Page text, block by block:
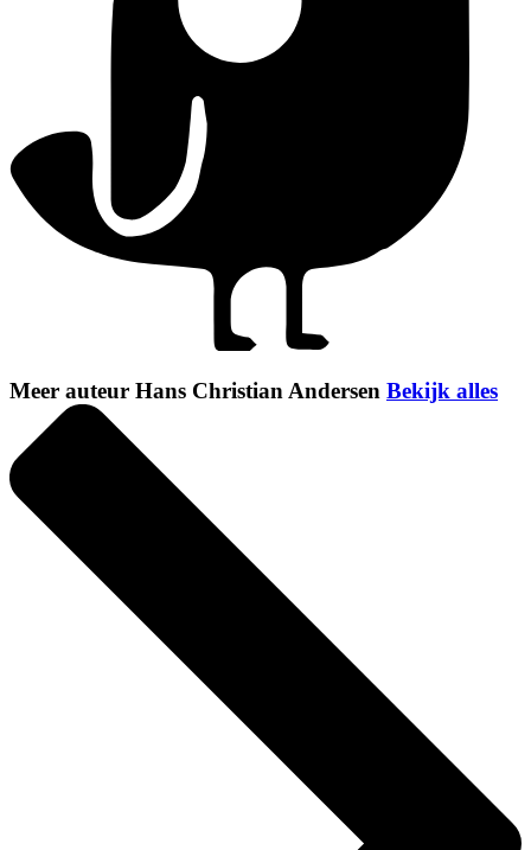
Meer auteur Hans Christian Andersen Bekijk alles